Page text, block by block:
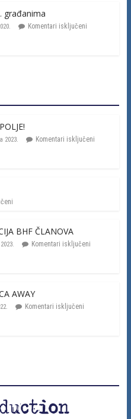
građanima
Komentari isključeni
2023. Komentari isključeni
BHF ČLANOVA
Komentari isključeni
AWAY
Komentari isključeni